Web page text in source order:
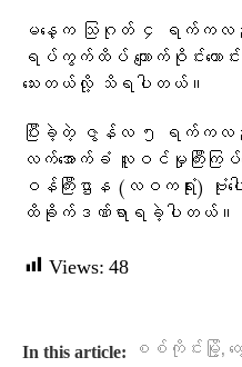
မနေ့က သြဂုတ် ၄ ရက်ကလည်း
ရပ်ကွက်ထိပ် ကျောက်ဝိုင်းဟောင်
သေးတယ်လို့ သိရပါတယ်။
ပြီးခဲ့တဲ့ ဇွန်လ ၅ ရက်ကလ
လက်အောက်ခံ လူဝင်မှုကြီးကြ
ဝန်ကြီးဌာန (လဝကရုံး) ဗုံး
ထိခိုက်ဒဏ်ရာရခဲ့ပါတယ်။
Views: 48
In this article: စစ်ကိုင်းမြို့,